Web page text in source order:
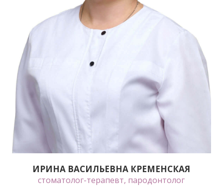
ИРИНА ВАСИЛЬЕВНА КРЕМЕНСКАЯ
стоматолог-терапевт, пародонтолог